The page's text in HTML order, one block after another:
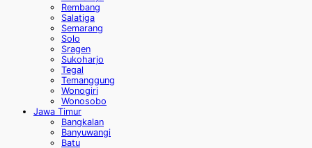
Rembang
Salatiga
Semarang
Solo
Sragen
Sukoharjo
Tegal
Temanggung
Wonogiri
Wonosobo
Jawa Timur
Bangkalan
Banyuwangi
Batu